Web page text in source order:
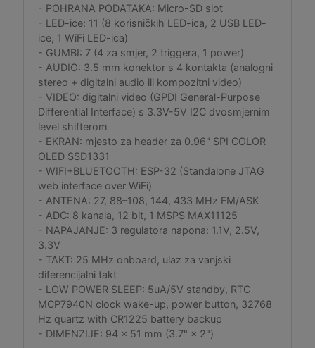
- POHRANA PODATAKA: Micro-SD slot
- LED-ice: 11 (8 korisničkih LED-ica, 2 USB LED-
ice, 1 WiFi LED-ica)
- GUMBI: 7 (4 za smjer, 2 triggera, 1 power)
- AUDIO: 3.5 mm konektor s 4 kontakta (analogni
stereo + digitalni audio ili kompozitni video)
- VIDEO: digitalni video (GPDI General-Purpose
Differential Interface) s 3.3V-5V I2C dvosmjernim
level shifterom
- EKRAN: mjesto za header za 0.96" SPI COLOR
OLED SSD1331
- WIFI+BLUETOOTH: ESP-32 (Standalone JTAG
web interface over WiFi)
- ANTENA: 27, 88–108, 144, 433 MHz FM/ASK
- ADC: 8 kanala, 12 bit, 1 MSPS MAX11125
- NAPAJANJE: 3 regulatora napona: 1.1V, 2.5V,
3.3V
- TAKT: 25 MHz onboard, ulaz za vanjski
diferencijalni takt
- LOW POWER SLEEP: 5uA/5V standby, RTC
MCP7940N clock wake-up, power button, 32768
Hz quartz with CR1225 battery backup
- DIMENZIJE: 94 × 51 mm (3.7" × 2")